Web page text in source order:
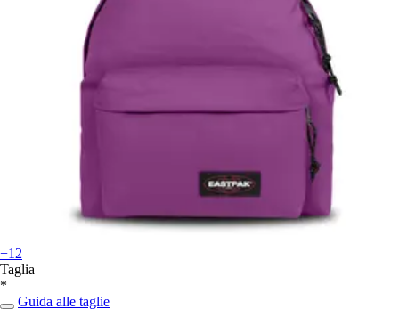
+12
Taglia
*
Guida alle taglie